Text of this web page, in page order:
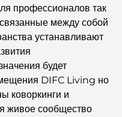
непревзойденная
ваш подробный
профессионалов так
между собой
устанавливают
будет
DIFC Living но
коворкинги и
живое сообщество